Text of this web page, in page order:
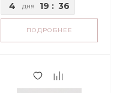
4 дня 19 : 36
ПОДРОБНЕЕ